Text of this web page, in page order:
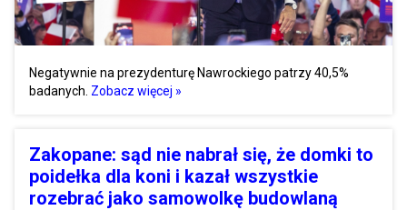
Negatywnie na prezydenturę Nawrockiego patrzy 40,5%
badanych. Zobacz więcej »
Zakopane: sąd nie nabrał się, że domki to
poidełka dla koni i kazał wszystkie
rozebrać jako samowolkę budowlaną